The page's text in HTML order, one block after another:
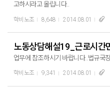
고하시라고 올립니다..
학비노조 8,648 2014.08.01
노동상담해설19_근로시간
업무에 참조하시기 바랍니다..법규국
학비노조 9,341 2014.08.01